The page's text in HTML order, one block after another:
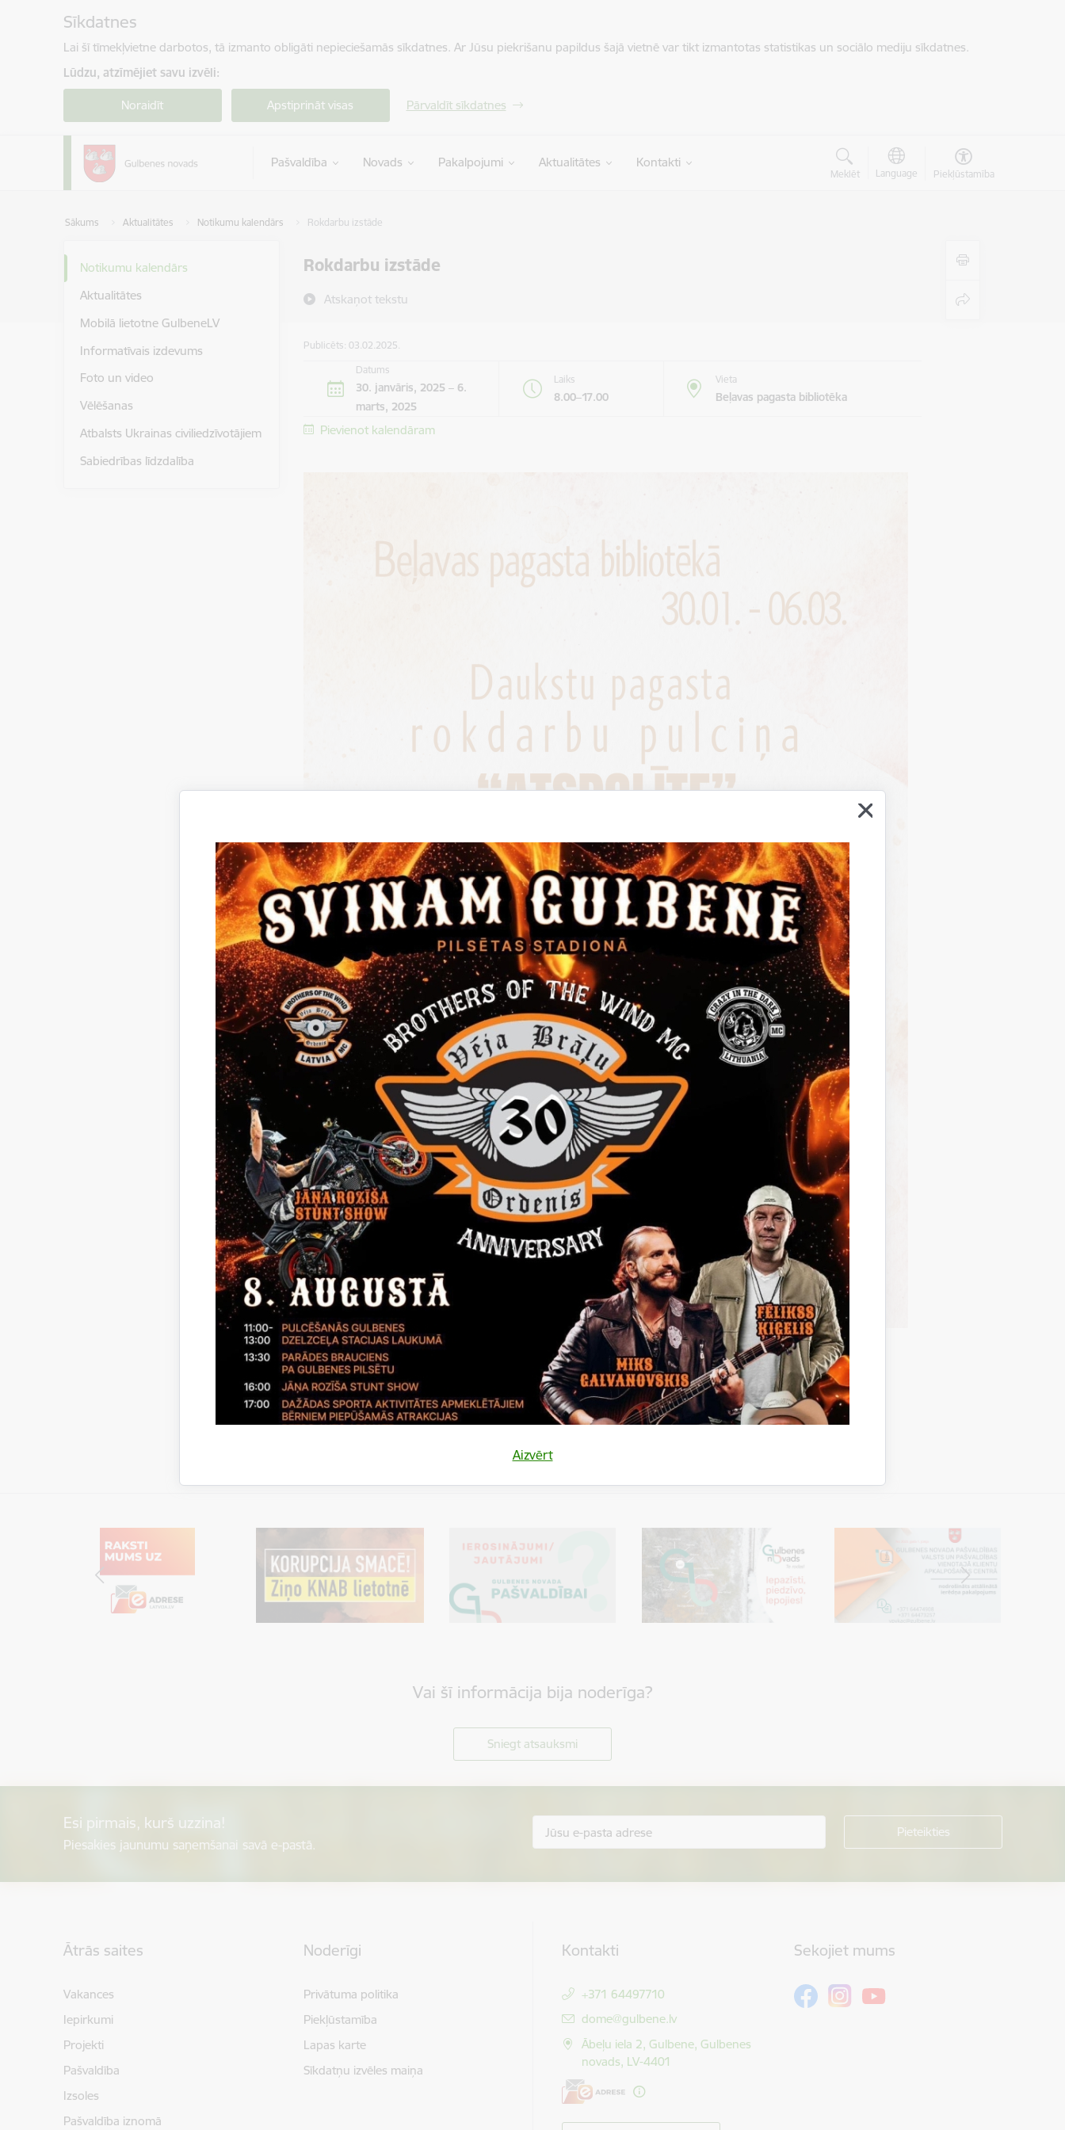
Sīkdatnes
Lai šī tīmekļvietne darbotos, tā izmanto obligāti nepieciešamās sīkdatnes. Ar Jūsu piekrišanu papildus šajā vietnē var tikt izmantotas statistikas un sociālo mediju sīkdatnes.
Lūdzu, atzīmējiet savu izvēli:
Noraidīt Apstiprināt visas Pārvaldīt sīkdatnes
Pašvaldība Novads Pakalpojumi Aktualitātes Kontakti
Meklēt Language Piekļūstamība
Sākums Aktualitātes Notikumu kalendārs Rokdarbu izstāde
Rokdarbu izstāde
Atskaņot tekstu
Aizvērt
Notikumu kalendārs
Aktualitātes
Mobilā lietotne GulbeneLV
Informatīvais izdevums
Foto un video
Vēlēšanas
Atbalsts Ukrainas civiliedzīvotājiem
Sabiedrības līdzdalība
Publicēts: 03.02.2025.
Datums
30. janvāris, 2025 – 6.
marts, 2025
Laiks
8.00–17.00
Vieta
Beļavas pagasta bibliotēka
Pievienot kalendāram
Saistītas tēmas
Notikumi: Izstāde
Vai šī informācija bija noderīga?
Sniegt atsauksmi
Esi pirmais, kurš uzzina!
Piesakies jaunumu saņemšanai savā e-pastā.
Ātrās saites
Vakances
Iepirkumi
Projekti
Pašvaldība
Izsoles
Pašvaldība iznomā
Noderīgi
Privātuma politika
Piekļūstamība
Lapas karte
Sīkdatņu izvēles maiņa
Kontakti
+371 64497710
E-pasts:
dome@gulbene.lv
Ābeļu iela 2, Gulbene, Gulbenes
novads, LV-4401
Sekojiet mums